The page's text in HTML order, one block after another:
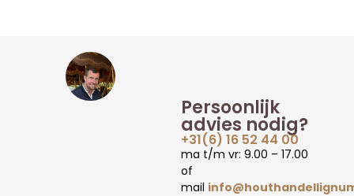
Persoonlijk
advies nodig?
+31(6) 16 52 44 00
ma t/m vr: 9.00 – 17.00
of
mail